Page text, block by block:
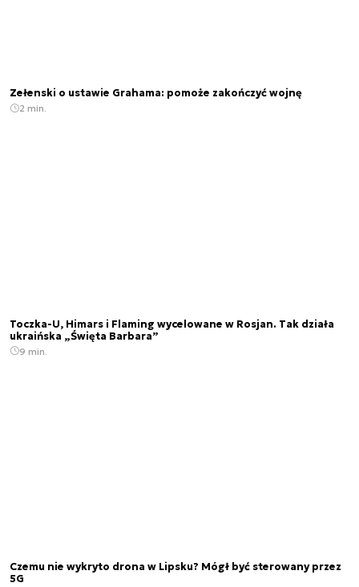
Zełenski o ustawie Grahama: pomoże zakończyć wojnę
2 min.
Toczka-U, Himars i Flaming wycelowane w Rosjan. Tak działa
ukraińska „Święta Barbara”
9 min.
Czemu nie wykryto drona w Lipsku? Mógł być sterowany przez
5G